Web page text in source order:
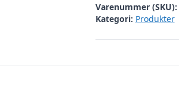
Varenummer (SKU):
Kategori: Produkter